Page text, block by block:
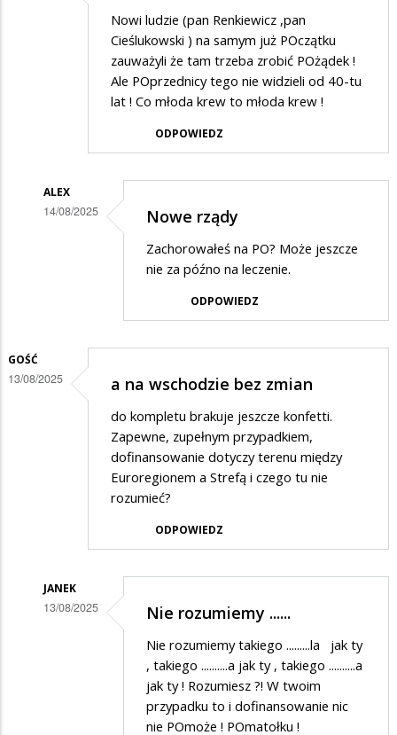
Nowi ludzie (pan Renkiewicz ,pan
Cieślukowski ) na samym już POczątku
zauważyli że tam trzeba zrobić POżądek !
Ale POprzednicy tego nie widzieli od 40-tu
lat ! Co młoda krew to młoda krew !
ODPOWIEDZ
ALEX
14/08/2025 Nowe rządy
Zachorowałeś na PO? Może jeszcze
nie za późno na leczenie.
ODPOWIEDZ
GOŚĆ
13/08/2025 a na wschodzie bez zmian
do kompletu brakuje jeszcze konfetti.
Zapewne, zupełnym przypadkiem,
dofinansowanie dotyczy terenu między
Euroregionem a Strefą i czego tu nie
rozumieć?
ODPOWIEDZ
JANEK
13/08/2025 Nie rozumiemy ......
Nie rozumiemy takiego .........la jak ty
, takiego ..........a jak ty , takiego ..........a
jak ty ! Rozumiesz ?! W twoim
przypadku to i dofinansowanie nic
nie POmoże ! POmatołku !